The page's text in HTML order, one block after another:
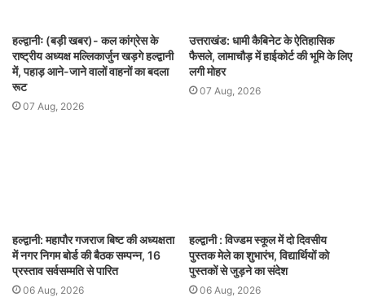
हल्द्वानीः (बड़ी खबर)- कल कांग्रेस के
राष्ट्रीय अध्यक्ष मल्लिकार्जुन खड़गे हल्द्वानी
में, पहाड़ आने-जाने वालों वाहनों का बदला
रूट
07 Aug, 2026
उत्तराखंड: धामी कैबिनेट के ऐतिहासिक
फैसले, लामाचौड़ में हाईकोर्ट की भूमि के लिए
लगी मोहर
07 Aug, 2026
हल्द्वानी: महापौर गजराज बिष्ट की अध्यक्षता
में नगर निगम बोर्ड की बैठक सम्पन्न, 16
प्रस्ताव सर्वसम्मति से पारित
06 Aug, 2026
हल्द्वानी : विज्डम स्कूल में दो दिवसीय
पुस्तक मेले का शुभारंभ, विद्यार्थियों को
पुस्तकों से जुड़ने का संदेश
06 Aug, 2026